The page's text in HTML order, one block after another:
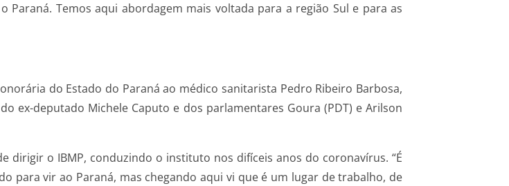
Temos aqui abordagem mais voltada para a região Sul e para as
do Estado do Paraná ao médico sanitarista Pedro Ribeiro Barbosa,
ex-deputado Michele Caputo e dos parlamentares Goura (PDT) e Arilson
dirigir o IBMP, conduzindo o instituto nos difíceis anos do coronavírus. “É
para vir ao Paraná, mas chegando aqui vi que é um lugar de trabalho, de